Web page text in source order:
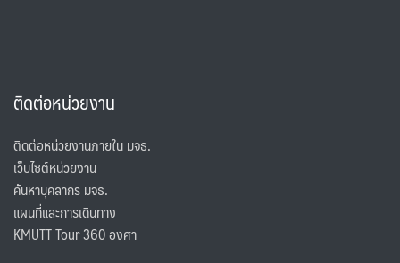
ติดต่อหน่วยงาน
ติดต่อหน่วยงานภายใน มจธ.
เว็บไซต์หน่วยงาน
ค้นหาบุคลากร มจธ.
แผนที่และการเดินทาง
KMUTT Tour 360 องศา